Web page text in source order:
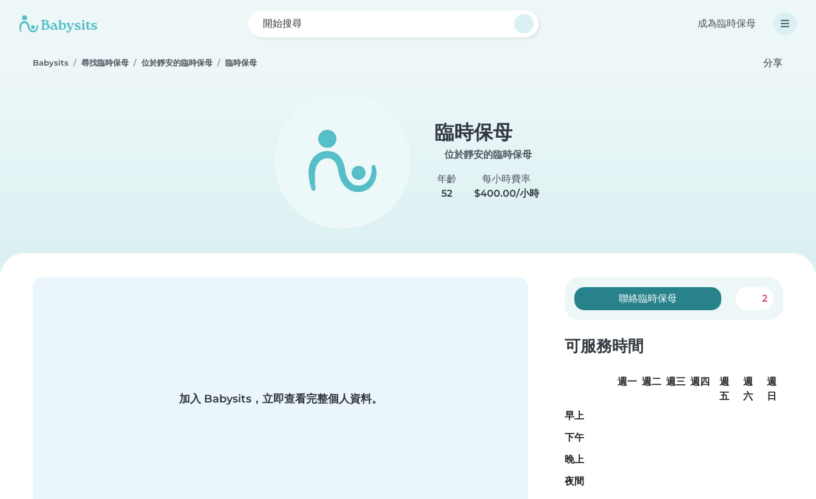
開始搜尋 成為臨時保母
Babysits 尋找臨時保母 位於靜安的臨時保母 臨時保母 分享
臨時保母
位於靜安的臨時保母
年齡
52
每小時費率
$400.00/小時
加入 Babysits，立即查看完整個人資料。
聯絡臨時保母 2
可服務時間
週一 週二 週三 週四
週
五
週
六
週
日
早上
下午
晚上
夜間